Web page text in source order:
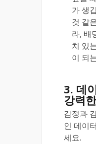
가 생
것 같
라, 배
치 있
이 되
3. 데
강력
감정과
인 데이
세요.